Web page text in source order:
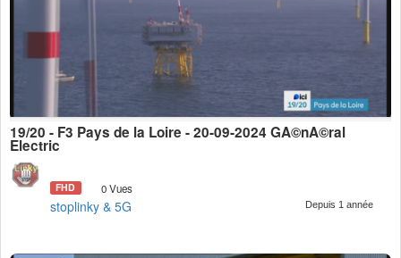
19/20 - F3 Pays de la Loire - 20-09-2024 GÃ©nÃ©ral
Electric
FHD 0 Vues
stoplinky & 5G Depuis 1 année